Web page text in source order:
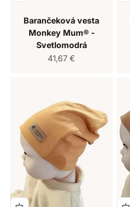
Barančeková vesta
Monkey Mum® -
Svetlomodrá
Predajná cena
41,67 €